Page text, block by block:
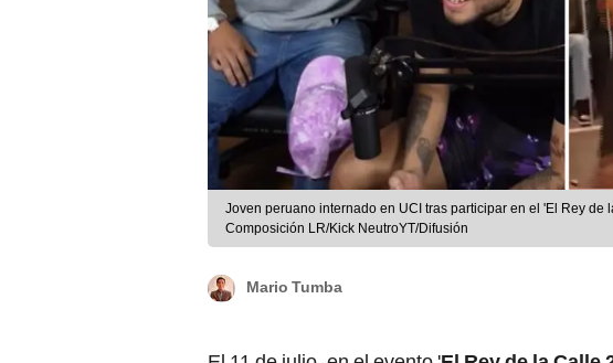
Joven peruano internado en UCI tras participar en el 'El Rey de
Composición LR/Kick NeutroYT/Difusión
Mario Tumba